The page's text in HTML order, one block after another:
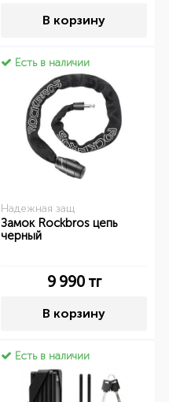
В корзину
Есть в наличии
Надежная защ
Замок Rockbros цепь
черный
9 990тг
В корзину
Есть в наличии